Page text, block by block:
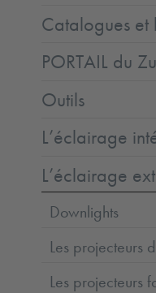
Catalogues et
PORTAIL du
Outils
L’éclairage
L’éclairage
Downlights
Les projecteurs
Les projecteurs